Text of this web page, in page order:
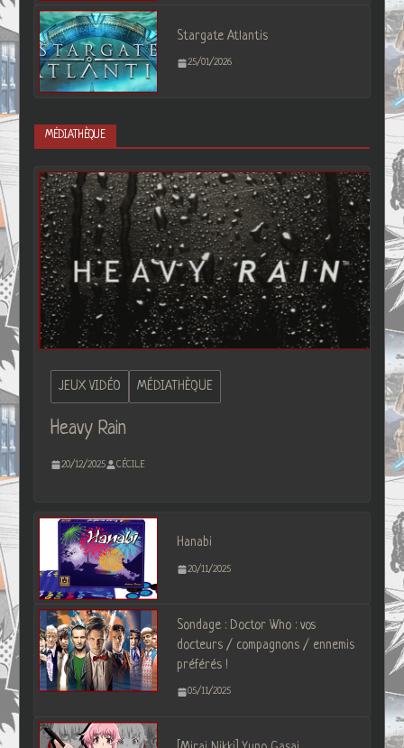
Stargate Atlantis
25/01/2026
MÉDIATHÈQUE
JEUX VIDÉO MÉDIATHÈQUE
Heavy Rain
20/12/2025 CÉCILE
Hanabi
20/11/2025
Sondage : Doctor Who : vos
docteurs / compagnons / ennemis
préférés !
05/11/2025